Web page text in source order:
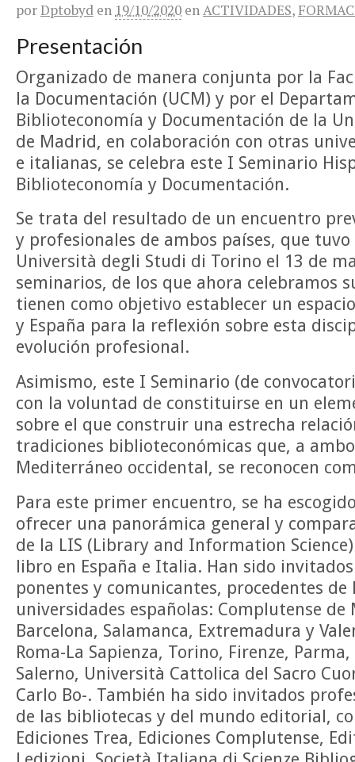
porDptobyd en 19/10/2020 enACTIVIDADES,
Presentación
Organizado de manera conjunta por la
la Documentación (UCM) y por el
Biblioteconomía y Documentación de la
de Madrid, en colaboración con otras
e italianas, se celebra este I Seminario
Biblioteconomía y Documentación.
Se trata del resultado de un encuentro
y profesionales de ambos países, que
Università degli Studi di Torino el 13 de
seminarios, de los que ahora celebramos
tienen como objetivo establecer un
y España para la reflexión sobre esta
evolución profesional.
Asimismo, este I Seminario (de
con la voluntad de constituirse en un
sobre el que construir una estrecha
tradiciones biblioteconómicas que, a
Mediterráneo occidental, se reconocen
Para este primer encuentro, se ha
ofrecer una panorámica general y
de la LIS (Library and Information
libro en España e Italia. Han sido
ponentes y comunicantes, procedentes de
universidades españolas: Complutense
Barcelona, Salamanca, Extremadura y
Roma-La Sapienza, Torino, Firenze,
Salerno, Università Cattolica del Sacro
Carlo Bo-. También ha sido invitados
de las bibliotecas y del mundo editorial,
Ediciones Trea, Ediciones Complutense,